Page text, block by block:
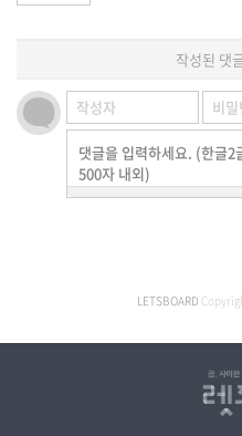
작성된 댓
댓글을 입력하세요. (한글2
500자 내외)
LETSBOARD